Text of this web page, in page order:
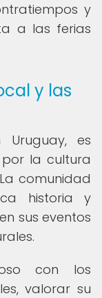
y
a las ferias
y las
es
la cultura
comunidad
historia y
sus eventos
con los
valorar su